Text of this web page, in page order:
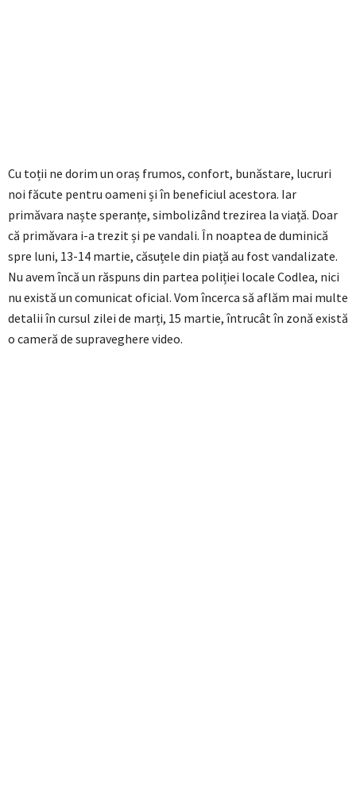
Cu toții ne dorim un oraș frumos, confort, bunăstare, lucruri
noi făcute pentru oameni și în beneficiul acestora. Iar
primăvara naște speranțe, simbolizând trezirea la viață. Doar
că primăvara i-a trezit și pe vandali. În noaptea de duminică
spre luni, 13-14 martie, căsuțele din piață au fost vandalizate.
Nu avem încă un răspuns din partea poliției locale Codlea, nici
nu există un comunicat oficial. Vom încerca să aflăm mai multe
detalii în cursul zilei de marți, 15 martie, întrucât în zonă există
o cameră de supraveghere video.